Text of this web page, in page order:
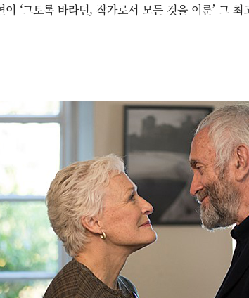
이 ‘그토록 바라던, 작가로서 모든 것을 이룬’ 그